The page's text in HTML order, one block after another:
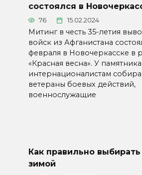
состоялся в
76 15.02.2024
Митинг в честь 35-летия
войск из Афганистана
февраля в Новочеркасске в
«Красная весна». У
интернационалистам
ветераны боевых действий,
военнослужащие
Как правильно
зимой